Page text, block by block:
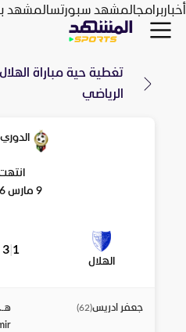
أخباربرامجالمشهد سبورتسالمشهد
تغطية حية مباراة الهلال
الرياضي
9 مارس 2026
الهلال
1
3
جعفر ادريس(
62
)